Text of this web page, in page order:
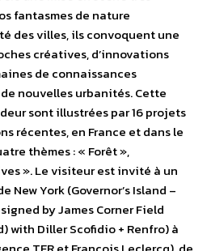
fantasmes de nature
des villes, ils convoquent une
créatives, d’innovations
de connaissances
nouvelles urbanités. Cette
sont illustrées par 16 projets
récentes, en France et dans le
thèmes : « Forêt »,
». Le visiteur est invité à un
New York (Governor’s Island –
by James Corner Field
with Diller Scofidio + Renfro) à